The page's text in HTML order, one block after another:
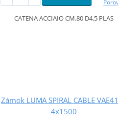
CATENA ACCIAIO CM.80 D4,5 PLAS
Zámok LUMA SPIRAL CABLE
4x1500